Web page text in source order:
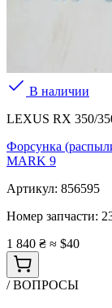
В наличии
LEXUS RX 350/
Форсунка
MARK 9
Артикул: 856595
Номер запчасти:
1 840 ₴ ≈ $40
/ ВОПРОСЫ